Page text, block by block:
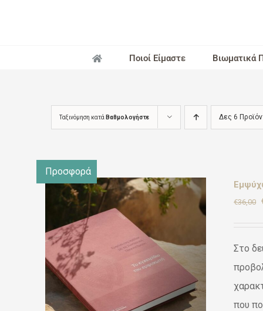
Ποιοί Είμαστε Βιωματικά
Ταξινόμηση κατά Βαθμολογήστε Δες 6
Προσφορά
€36,00
Στο
που